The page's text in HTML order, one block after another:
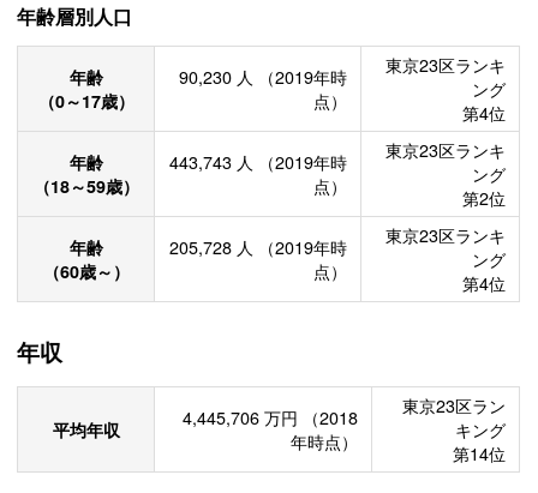
年齢層別人口
年齢
（0～17歳）
90,230 人
（2019年時
点）
東京23区ランキ
ング
第4位
年齢
（18～59歳）
443,743 人
（2019年時
点）
東京23区ランキ
ング
第2位
年齢
（60歳～）
205,728 人
（2019年時
点）
東京23区ランキ
ング
第4位
年収
平均年収 4,445,706 万円
（2018
年時点）
東京23区ラン
キング
第14位